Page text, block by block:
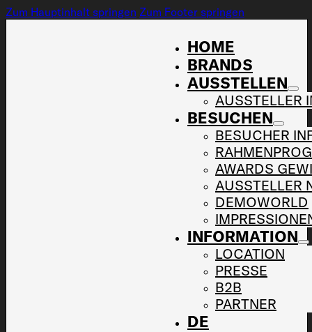
Zum Hauptinhalt springen Zum Footer springen
HOME
BRANDS
AUSSTELLEN
AUSSTELLER
BESUCHEN
BESUCHER
AWARDS
AUSSTELLER
DEMOWORLD
INFORMATION
LOCATION
PRESSE
B2B
PARTNER
DE